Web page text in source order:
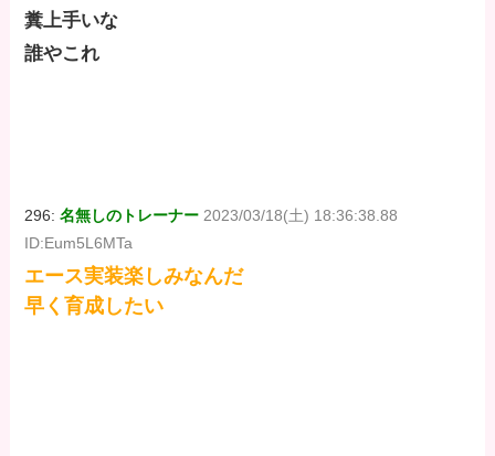
糞上手いな
誰やこれ
296:名無しのトレーナー 2023/03/18(土) 18:36:38.88
ID:Eum5L6MTa
エース実装楽しみなんだ
早く育成したい